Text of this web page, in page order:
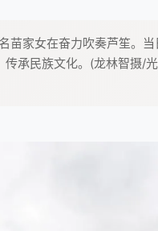
苗家女在奋力吹奏芦笙。
承民族文化。(龙林智摄/